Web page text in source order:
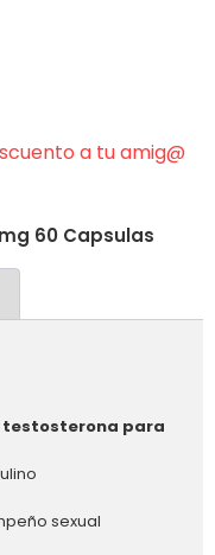
a tu amig@
60 Capsulas
testosterona para
sexual